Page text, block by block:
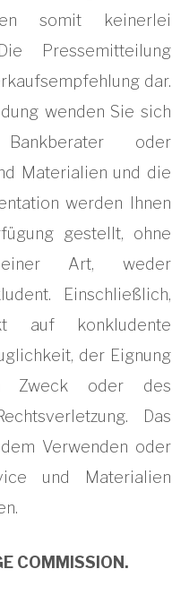
somit keinerlei
Pressemitteilung
dar.
wenden Sie sich
oder
Materialien und die
werden Ihnen
gestellt, ohne
Art, weder
Einschließlich,
auf konkludente
der Eignung
Zweck oder des
Das
Verwenden oder
und Materialien
COMMISSION.